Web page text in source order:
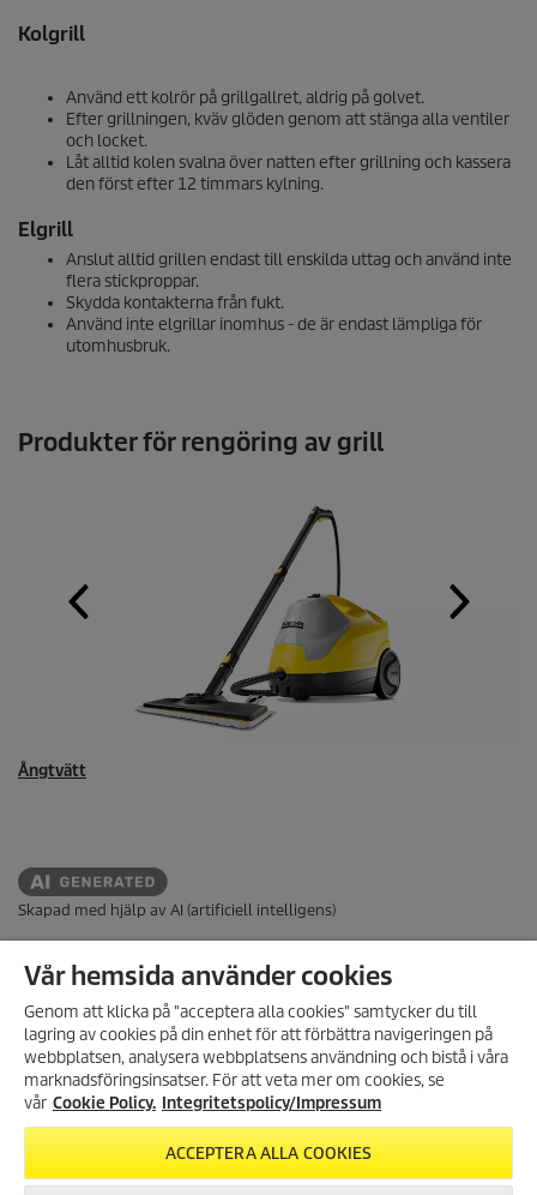
ANMÄL DIG TILL VÅRT
NYHETSBREV!
Få 10% rabatt på ditt nästa köp
nyhetsbrev.
Kolgrill
Använd ett kolrör på grillgallret, aldrig på golvet.
Efter grillningen, kväv glöden genom att stänga alla ventiler
och locket.
Låt alltid kolen svalna över natten efter grillning och kassera
den först efter 12 timmars kylning.
Elgrill
Anslut alltid grillen endast till enskilda uttag och använd inte
flera stickproppar.
Skydda kontakterna från fukt.
Använd inte elgrillar inomhus - de är endast lämpliga för
utomhusbruk.
Produkter för rengöring av grill
Ångtvätt
Skapad med hjälp av AI (artificiell intelligens)
BETALNINGSMETODER
KUNDTJÄNST
ALLMÄN INFORMATION
Vår hemsida använder cookies
Genom att klicka på "acceptera alla cookies" samtycker du till
lagring av cookies på din enhet för att förbättra navigeringen på
webbplatsen, analysera webbplatsens användning och bistå i våra
marknadsföringsinsatser. För att veta mer om cookies, se
vår Cookie Policy. Integritetspolicy/Impressum
ACCEPTERA ALLA COOKIES